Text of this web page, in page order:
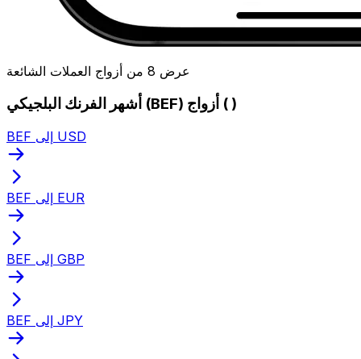
عرض 8 من أزواج العملات الشائعة
أشهر الفرنك البلجيكي (BEF) أزواج ( )
BEF إلى USD
BEF إلى EUR
BEF إلى GBP
BEF إلى JPY